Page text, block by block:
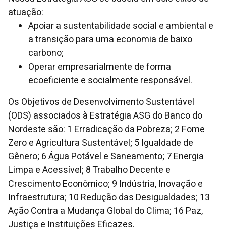
atuação:
Apoiar a sustentabilidade social e ambiental e
a transição para uma economia de baixo
carbono;
Operar empresarialmente de forma
ecoeficiente e socialmente responsável.
Os Objetivos de Desenvolvimento Sustentável
(ODS) associados à Estratégia ASG do Banco do
Nordeste são: 1 Erradicação da Pobreza; 2 Fome
Zero e Agricultura Sustentável; 5 Igualdade de
Gênero; 6 Água Potável e Saneamento; 7 Energia
Limpa e Acessível; 8 Trabalho Decente e
Crescimento Econômico; 9 Indústria, Inovação e
Infraestrutura; 10 Redução das Desigualdades; 13
Ação Contra a Mudança Global do Clima; 16 Paz,
Justiça e Instituições Eficazes.